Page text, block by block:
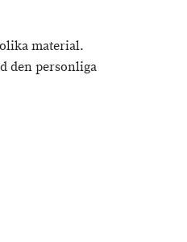
material.
den personliga